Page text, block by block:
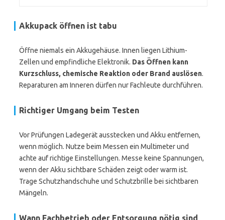
Akkupack öffnen ist tabu
Öffne niemals ein Akkugehäuse. Innen liegen Lithium-
Zellen und empfindliche Elektronik. Das Öffnen kann
Kurzschluss, chemische Reaktion oder Brand auslösen.
Reparaturen am Inneren dürfen nur Fachleute durchführen.
Richtiger Umgang beim Testen
Vor Prüfungen Ladegerät ausstecken und Akku entfernen,
wenn möglich. Nutze beim Messen ein Multimeter und
achte auf richtige Einstellungen. Messe keine Spannungen,
wenn der Akku sichtbare Schäden zeigt oder warm ist.
Trage Schutzhandschuhe und Schutzbrille bei sichtbaren
Mängeln.
Wann Fachbetrieb oder Entsorgung nötig sind